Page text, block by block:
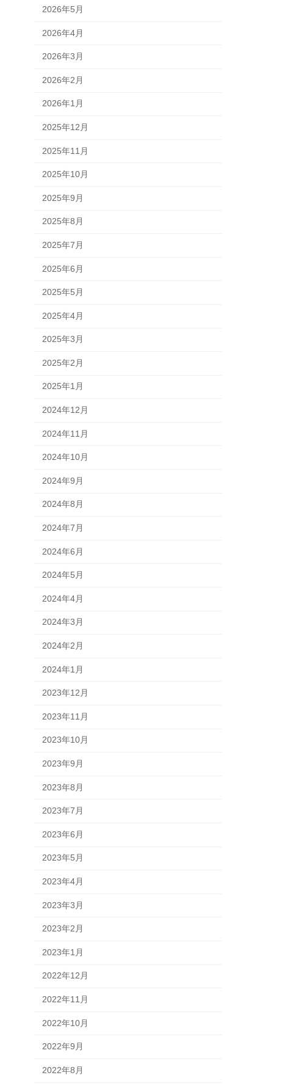
2026年5月
2026年4月
2026年3月
2026年2月
2026年1月
2025年12月
2025年11月
2025年10月
2025年9月
2025年8月
2025年7月
2025年6月
2025年5月
2025年4月
2025年3月
2025年2月
2025年1月
2024年12月
2024年11月
2024年10月
2024年9月
2024年8月
2024年7月
2024年6月
2024年5月
2024年4月
2024年3月
2024年2月
2024年1月
2023年12月
2023年11月
2023年10月
2023年9月
2023年8月
2023年7月
2023年6月
2023年5月
2023年4月
2023年3月
2023年2月
2023年1月
2022年12月
2022年11月
2022年10月
2022年9月
2022年8月